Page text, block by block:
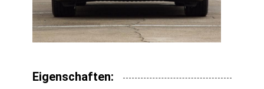
Mercedes Benz SUV
Mercedes Benz Elektroauto
Eigenschaften: